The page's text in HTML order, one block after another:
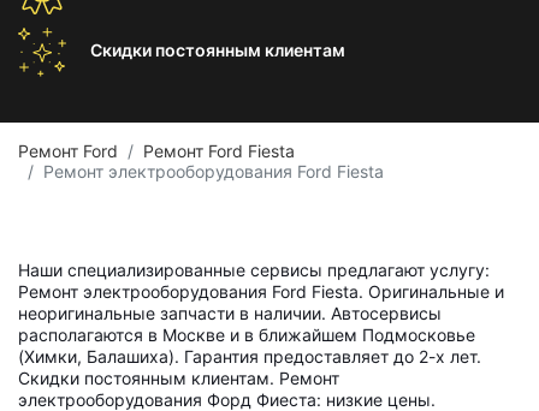
Скидки постоянным клиентам
Ремонт Ford
Ремонт Ford Fiesta
Ремонт электрооборудования Ford Fiesta
Наши специализированные сервисы предлагают услугу:
Ремонт электрооборудования Ford Fiesta. Оригинальные и
неоригинальные запчасти в наличии. Автосервисы
располагаются в Москве и в ближайшем Подмосковье
(Химки, Балашиха). Гарантия предоставляет до 2-х лет.
Скидки постоянным клиентам. Ремонт
электрооборудования Форд Фиеста: низкие цены.